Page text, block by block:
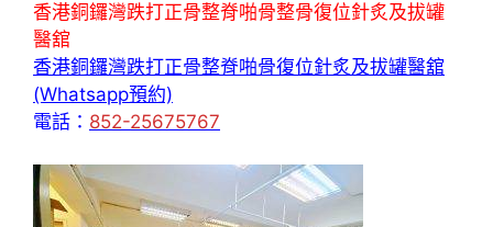
香港銅鑼灣跌打正骨整脊啪骨整骨復位針炙及拔罐
醫舘
香港銅鑼灣跌打正骨整脊啪骨復位針炙及拔罐醫舘
(Whatsapp預約)
電話： 852-25675767